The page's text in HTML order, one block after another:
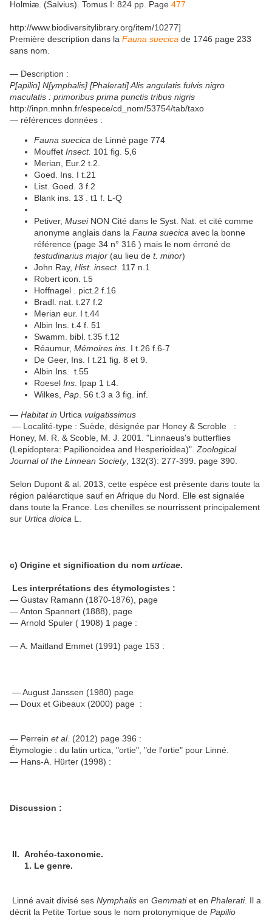
Holmiæ. (Salvius). Tomus I: 824 pp. Page 477
http://www.biodiversitylibrary.org/item/10277]
Première description dans la Fauna suecica de 1746 page 233
sans nom.
— Description :
P[apilio] N[ymphalis] [Phalerati] Alis angulatis fulvis nigro
maculatis : primoribus prima punctis tribus nigris
http://inpn.mnhn.fr/espece/cd_nom/53754/tab/taxo
— références données :
Fauna suecica de Linné page 774
Mouffet Insect. 101 fig. 5,6
Merian, Eur.2 t.2.
Goed. Ins. I t.21
List. Goed. 3 f.2
Blank ins. 13 . t1 f. L-Q
Petiver, MuseiNON Cité dans le Syst. Nat. et cité comme
anonyme anglais dans la Fauna suecica avec la bonne
référence (page 34 n° 316 ) mais le nom érroné de
testudinarius major (au lieu de t. minor)
John Ray, Hist. insect. 117 n.1
Robert icon. t.5
Hoffnagel . pict.2 f.16
Bradl. nat. t.27 f.2
Merian eur. I t.44
Albin Ins. t.4 f. 51
Swamm. bibl. t.35 f.12
Réaumur, Mémoires ins . I t.26 f.6-7
De Geer, Ins. I t.21 fig. 8 et 9.
Albin Ins. t.55
Roesel Ins . Ipap 1 t.4.
Wilkes, Pap . 56 t.3 a 3 fig. inf.
— Habitat in Urtica vulgatissimus
— Localité-type : Suède, désignée par Honey & Scroble :
Honey, M. R. & Scoble, M. J. 2001. "Linnaeus's butterflies
(Lepidoptera: Papilionoidea and Hesperioidea)". Zoological
Journal of the Linnean Society, 132(3): 277-399. page 390.
Selon Dupont & al. 2013, cette espèce est présente dans toute la
région paléarctique sauf en Afrique du Nord. Elle est signalée
dans toute la France. Les chenilles se nourrissent principalement
sur Urtica dioica L.
c) Origine et signification du nom urticae.
Les interprétations des étymologistes :
— Gustav Ramann (1870-1876), page
— Anton Spannert (1888), page
— Arnold Spuler ( 1908) 1 page :
— A. Maitland Emmet (1991) page 153 :
— August Janssen (1980) page
— Doux et Gibeaux (2000) page :
— Perrein et al. (2012) page 396 :
Étymologie : du latin urtica, "ortie", "de l'ortie" pour Linné.
— Hans-A. Hürter (1998) :
Discussion :
II. Archéo-taxonomie.
1. Le genre.
Linné avait divisé ses Nymphalis en Gemmatiet en Phalerati. Il a
décrit la Petite Tortue sous le nom protonymique de Papilio